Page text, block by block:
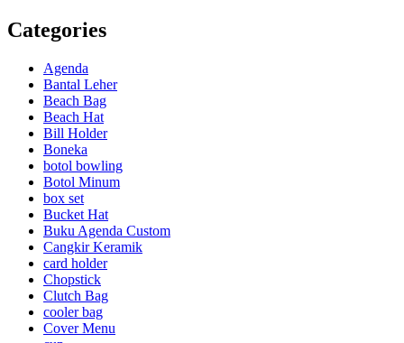
Categories
Agenda
Bantal Leher
Beach Bag
Beach Hat
Bill Holder
Boneka
botol bowling
Botol Minum
box set
Bucket Hat
Buku Agenda Custom
Cangkir Keramik
card holder
Chopstick
Clutch Bag
cooler bag
Cover Menu